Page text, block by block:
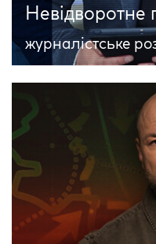
Невідворотне
журналістське